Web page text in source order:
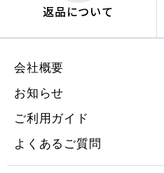
返品について
会社概要
お知らせ
ご利用ガイド
よくあるご質問